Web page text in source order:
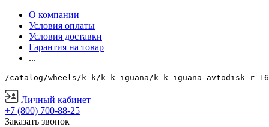
О компании
Условия оплаты
Условия доставки
Гарантия на товар
...
/catalog/wheels/k-k/k-k-iguana/k-k-iguana-avtodisk-r-
Личный кабинет
+7 (800) 700-88-25
Заказать звонок